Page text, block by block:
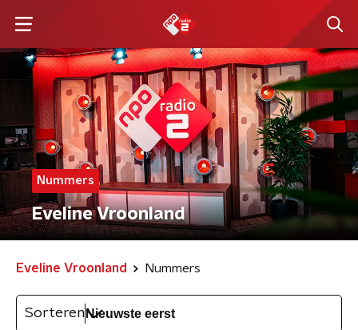
Nummers
Eveline Vroonland
Eveline Vroonland Nummers
Sorteren